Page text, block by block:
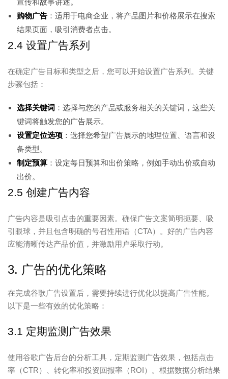
购物广告 ：适用于电商企业，将产品图片和价格展示在搜索
结果页面，吸引消费者点击。
2.4 设置广告系列
在确定广告目标和类型之后，您可以开始设置广告系列。关键
步骤包括：
选择关键词 ：选择与您的产品或服务相关的关键词，这些关
键词将触发您的广告展示。
设置定位选项 ：选择您希望广告展示的地理位置、语言和设
备类型。
制定预算 ：设定每日预算和出价策略，例如手动出价或自动
出价。
2.5 创建广告内容
广告内容是吸引点击的重要因素。确保广告文案简明扼要、吸
引眼球，并且包含明确的号召性用语（CTA）。好的广告内容
应能清晰传达产品价值，并激励用户采取行动。
3. 广告的优化策略
在完成谷歌广告设置后，需要持续进行优化以提高广告性能。
以下是一些有效的优化策略：
3.1 定期监测广告效果
使用谷歌广告后台的分析工具，定期监测广告效果，包括点击
率（CTR）、转化率和投资回报率（ROI）。根据数据分析结果